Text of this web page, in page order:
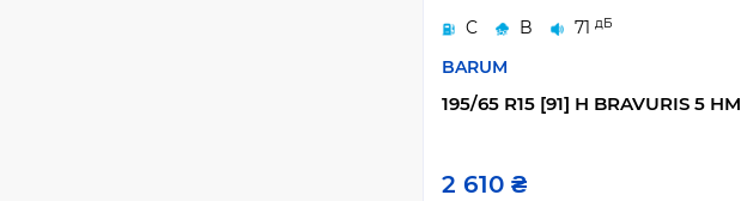
C B 71 дБ
BARUM
195/65 R15 [91] H BRAVURIS 5 HM
2 610 ₴